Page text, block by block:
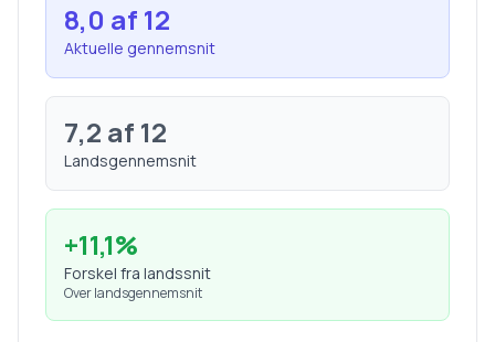
8,0 af 12
Aktuelle gennemsnit
7,2 af 12
Landsgennemsnit
+11,1%
Forskel fra landssnit
Over landsgennemsnit